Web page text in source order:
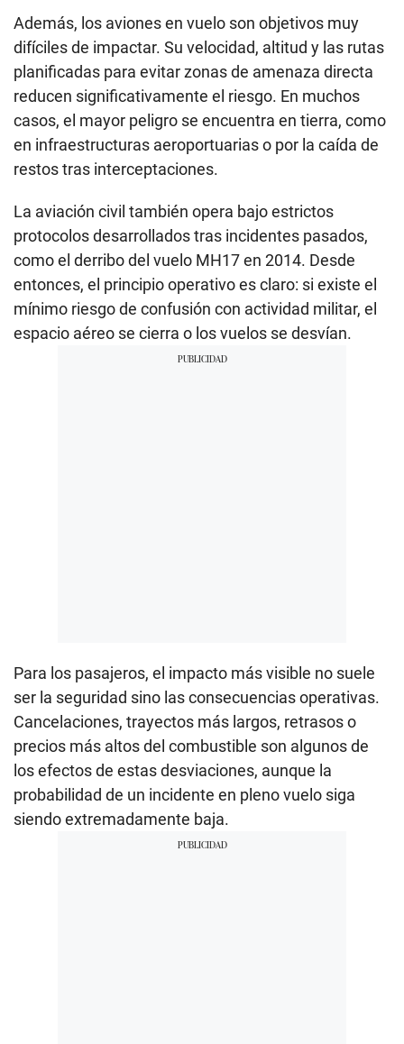
Además, los aviones en vuelo son objetivos muy
difíciles de impactar. Su velocidad, altitud y las rutas
planificadas para evitar zonas de amenaza directa
reducen significativamente el riesgo. En muchos
casos, el mayor peligro se encuentra en tierra, como
en infraestructuras aeroportuarias o por la caída de
restos tras interceptaciones.
La aviación civil también opera bajo estrictos
protocolos desarrollados tras incidentes pasados,
como el derribo del vuelo MH17 en 2014. Desde
entonces, el principio operativo es claro: si existe el
mínimo riesgo de confusión con actividad militar, el
espacio aéreo se cierra o los vuelos se desvían.
Para los pasajeros, el impacto más visible no suele
ser la seguridad sino las consecuencias operativas.
Cancelaciones, trayectos más largos, retrasos o
precios más altos del combustible son algunos de
los efectos de estas desviaciones, aunque la
probabilidad de un incidente en pleno vuelo siga
siendo extremadamente baja.